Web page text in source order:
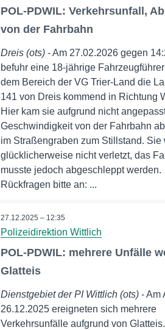
POL-PDWIL: Verkehrsunfall,
von der Fahrbahn
Dreis (ots) - Am 27.02.2026 gegen
befuhr eine 18-jährige
dem Bereich der VG Trier-Land die
141 von Dreis kommend in Richtung
Hier kam sie aufgrund nicht
Geschwindigkeit von der Fahrbahn
im Straßengraben zum Stillstand. Sie
glücklicherweise nicht verletzt, das
musste jedoch abgeschleppt werden.
Rückfragen bitte an: ...
27.12.2025 – 12:35
Polizeidirektion Wittlich
POL-PDWIL: mehrere Unfälle
Glatteis
Dienstgebiet der PI Wittlich (ots) - Am
26.12.2025 ereigneten sich mehrere
Verkehrsunfälle aufgrund von